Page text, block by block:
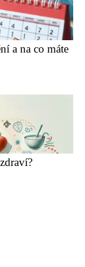
a na co máte